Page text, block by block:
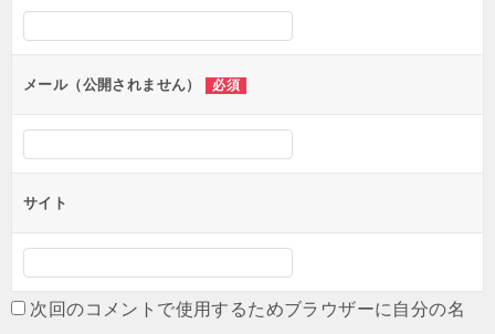
シ
ョ
ンメール（公開されません） 必須
サイト
次回のコメントで使用するためブラウザーに自分の名